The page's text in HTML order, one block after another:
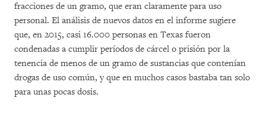
fracciones de un gramo, que eran claramente para uso
personal. El análisis de nuevos datos en el informe sugiere
que, en 2015, casi 16.000 personas en Texas fueron
condenadas a cumplir períodos de cárcel o prisión por la
tenencia de menos de un gramo de sustancias que contenían
drogas de uso común, y que en muchos casos bastaba tan solo
para unas pocas dosis.